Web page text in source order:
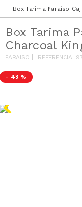
Box Tarima Paraíso
Box Tarima
Charcoal
PARAISO REFERENCIA:
- 43 %